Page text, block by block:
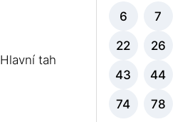
Hlavní tah
6 7
22 26
43 44
74 78